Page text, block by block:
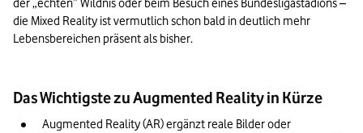
der „echten” Wildnis oder beim Besuch eines Bundesligastadions –
die Mixed Reality ist vermutlich schon bald in deutlich mehr
Lebensbereichen präsent als bisher.
Das Wichtigste zu Augmented Reality in Kürze
Augmented Reality (AR) ergänzt reale Bilder oder